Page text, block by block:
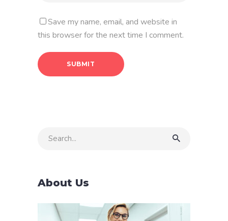
Save my name, email, and website in
this browser for the next time I comment.
Search
About Us